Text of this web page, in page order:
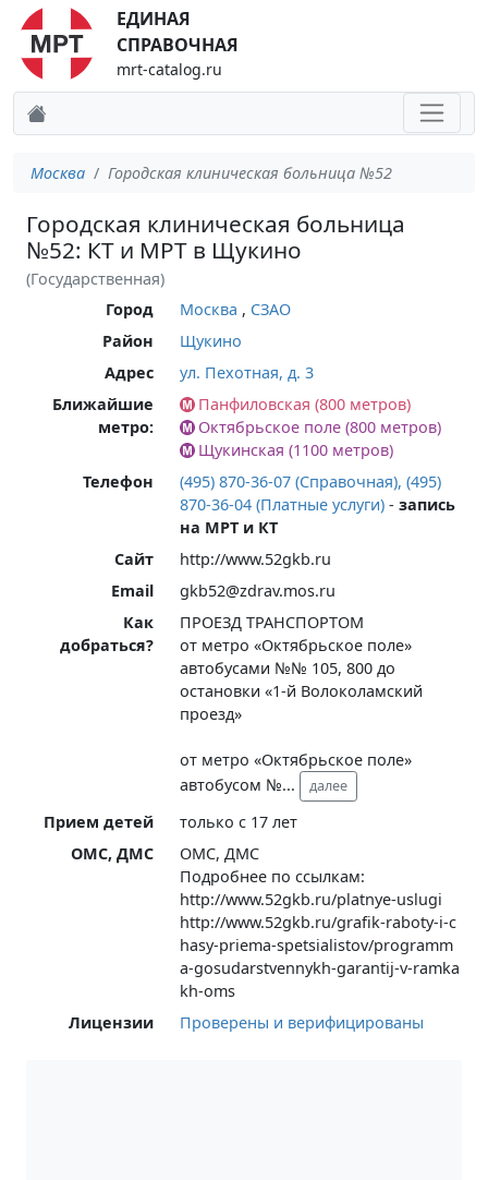
ЕДИНАЯ
СПРАВОЧНАЯ
mrt-catalog.ru
Москва Городская клиническая больница №52
Городская клиническая больница
№52: КТ и МРТ в Щукино
(Государственная)
Город
Москва , СЗАО
Район
Щукино
Адрес
ул. Пехотная, д. 3
Ближайшие
метро:
Панфиловская (800 метров)
Октябрьское поле (800 метров)
Щукинская (1100 метров)
Телефон
(495) 870-36-07 (Справочная), (495)
870-36-04 (Платные услуги) -запись
на МРТ и КТ
Сайт
http://www.52gkb.ru
Email
gkb52@zdrav.mos.ru
Как
добраться?
ПРОЕЗД ТРАНСПОРТОМ
от метро «Октябрьское поле»
автобусами №№ 105, 800 до
остановки «1-й Волоколамский
проезд»
от метро «Октябрьское поле»
автобусом №... далее
Прием детей
только с 17 лет
ОМС, ДМС
ОМС, ДМС
Подробнее по ссылкам:
http://www.52gkb.ru/platnye-uslugi
http://www.52gkb.ru/grafik-raboty-i-c
hasy-priema-spetsialistov/programm
a-gosudarstvennykh-garantij-v-ramka
kh-oms
Лицензии
Проверены и верифицированы